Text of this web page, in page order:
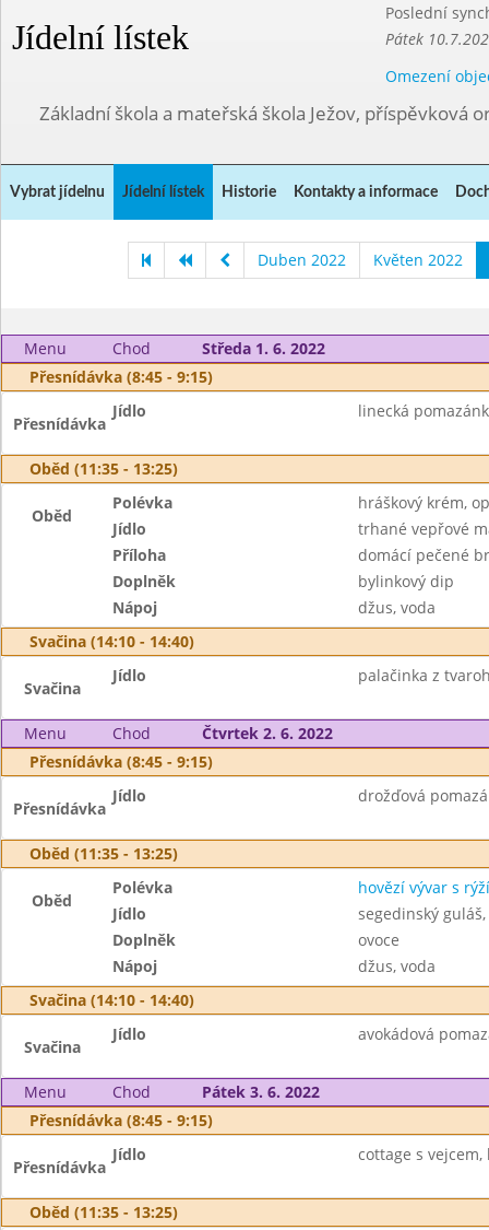
Jídelní lístek
Poslední
Pátek
Omezení
Základní škola a mateřská škola Ježov, příspěvková
Vybrat jídelnu Jídelní lístek Historie Kontakty a informace
Duben 2022 Květen 2022
Menu Chod
Středa 1. 6. 2022
Přesnídávka (8:45 - 9:15)
Přesnídávka
Jídlo linecká
Oběd (11:35 - 13:25)
Oběd
Polévka
hráškový krém,
Jídlo
trhané vepřové
Příloha
domácí pečené
Doplněk
bylinkový dip
Nápoj
džus, voda
Svačina (14:10 - 14:40)
Svačina
Jídlo palačinka z
Menu Chod
Čtvrtek 2. 6. 2022
Přesnídávka (8:45 - 9:15)
Přesnídávka
Jídlo drožďová
Oběd (11:35 - 13:25)
Oběd
Polévka
hovězí vývar s
Jídlo
segedinský
Doplněk
ovoce
Nápoj
džus, voda
Svačina (14:10 - 14:40)
Svačina
Jídlo avokádová
Menu Chod
Pátek 3. 6. 2022
Přesnídávka (8:45 - 9:15)
Přesnídávka
Jídlo cottage s
Oběd (11:35 - 13:25)